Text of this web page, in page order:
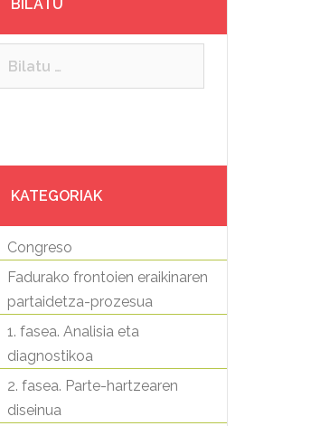
BILATU
KATEGORIAK
Congreso
Fadurako frontoien eraikinaren
partaidetza-prozesua
1. fasea. Analisia eta
diagnostikoa
2. fasea. Parte-hartzearen
diseinua